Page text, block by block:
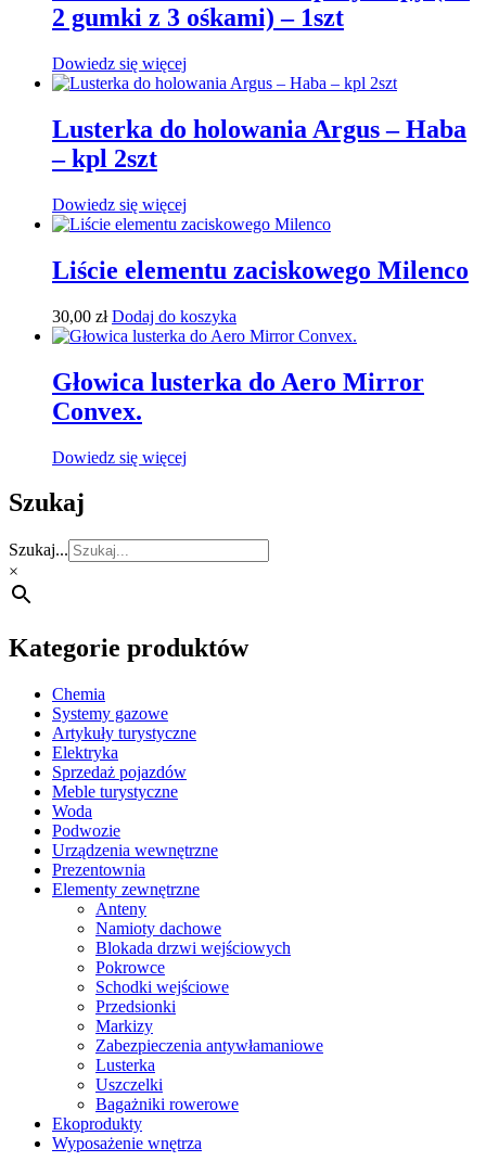
2 gumki z 3 ośkami) – 1szt
Dowiedz się więcej
Lusterka do holowania Argus – Haba
– kpl 2szt
Dowiedz się więcej
Liście elementu zaciskowego Milenco
30,00 zł Dodaj do koszyka
Głowica lusterka do Aero Mirror
Convex.
Dowiedz się więcej
Szukaj
Szukaj...
×
Kategorie produktów
Chemia
Systemy gazowe
Artykuły turystyczne
Elektryka
Sprzedaż pojazdów
Meble turystyczne
Woda
Podwozie
Urządzenia wewnętrzne
Prezentownia
Elementy zewnętrzne
Anteny
Namioty dachowe
Blokada drzwi wejściowych
Pokrowce
Schodki wejściowe
Przedsionki
Markizy
Zabezpieczenia antywłamaniowe
Lusterka
Uszczelki
Bagażniki rowerowe
Ekoprodukty
Wyposażenie wnętrza